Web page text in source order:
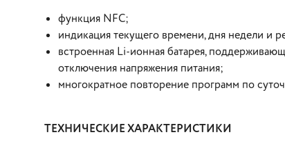
функция NFC;
индикация текущего времени, дня недели и
встроенная Li-ионная батарея,
отключения напряжения питания;
многократное повторение программ по
ТЕХНИЧЕСКИЕ ХАРАКТЕРИСТИКИ